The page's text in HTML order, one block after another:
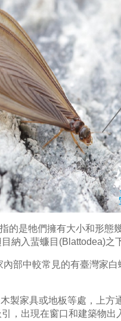
的是牠們擁有大小和形態
納入蜚蠊目(Blattodea)之
部中較常見的有臺灣家
製家具或地板等處，上方
，出現在窗口和建築物出